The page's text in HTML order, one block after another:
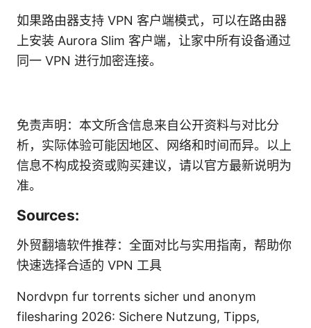
如果路由器支持 VPN 客户端模式，可以在路由器
上安装 Aurora Slim 客户端，让家中所有设备通过
同一 VPN 进行加密连接。
免责声明：本文所含信息来自公开资料与对比分
析，实际体验可能因地区、网络和时间而异。以上
信息不构成投资或购买建议，请以官方最新说明为
准。
Sources:
外贸翻墙软件推荐：全面对比与实用指南，帮助你
快速选择合适的 VPN 工具
Nordvpn fur torrents sicher und anonym
filesharing 2026: Sichere Nutzung, Tipps,